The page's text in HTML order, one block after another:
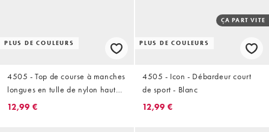
PLUS DE COULEURS
4505 - Top de course à manches
longues en tulle de nylon haute
performance à séchage rapide -
12,99 €
PLUS DE COULEURS
ÇA PART VITE
4505 - Icon - Débardeur court
de sport - Blanc
12,99 €